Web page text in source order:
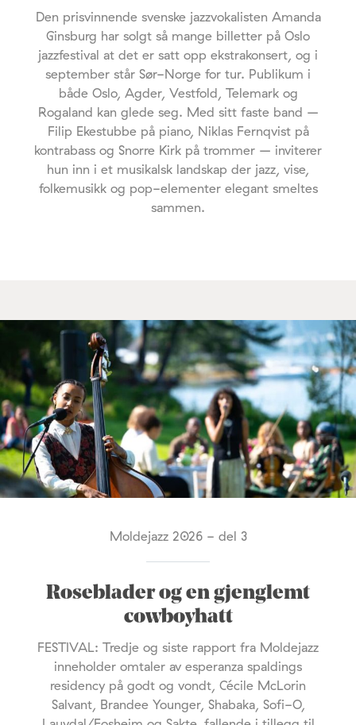
Den prisvinnende svenske jazzvokalisten Amanda
Ginsburg har solgt så mange billetter på Oslo
jazzfestival at det er satt opp ekstrakonsert, og i
september står Sør-Norge for tur. Publikum i
både Oslo, Agder, Vestfold, Telemark og
Rogaland kan glede seg. Med sitt faste band –
Filip Ekestubbe på piano, Niklas Fernqvist på
kontrabass og Snorre Kirk på trommer – inviterer
hun inn i et musikalsk landskap der jazz, vise,
folkemusikk og pop-elementer elegant smeltes
sammen.
Moldejazz 2026 - del 3
Roseblader og en gjenglemt
cowboyhatt
FESTIVAL: Tredje og siste rapport fra Moldejazz
inneholder omtaler av esperanza spaldings
residency på godt og vondt, Cécile McLorin
Salvant, Brandee Younger, Shabaka, Sofi-O,